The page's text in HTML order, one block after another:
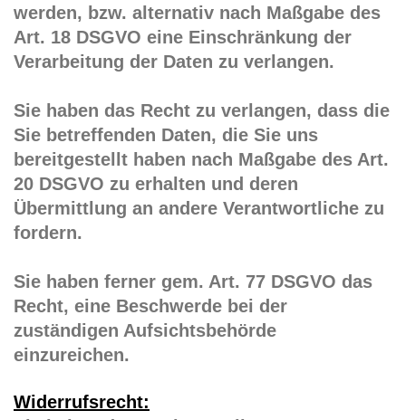
werden, bzw. alternativ nach Maßgabe des
Art. 18 DSGVO eine Einschränkung der
Verarbeitung der Daten zu verlangen.
Sie haben das Recht zu verlangen, dass die
Sie betreffenden Daten, die Sie uns
bereitgestellt haben nach Maßgabe des Art.
20 DSGVO zu erhalten und deren
Übermittlung an andere Verantwortliche zu
fordern.
Sie haben ferner gem. Art. 77 DSGVO das
Recht, eine Beschwerde bei der
zuständigen Aufsichtsbehörde
einzureichen.
Widerrufsrecht: